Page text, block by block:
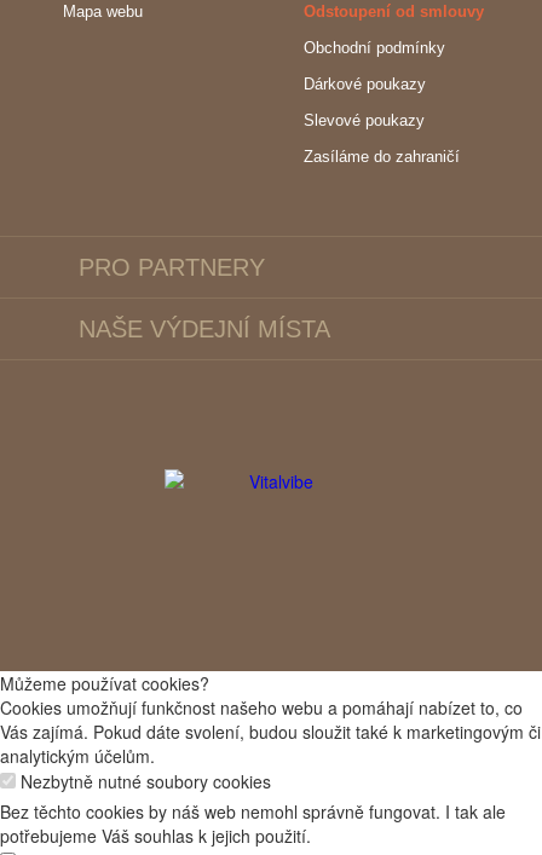
Mapa webu
Odstoupení od smlouvy
Obchodní podmínky
Dárkové poukazy
Slevové poukazy
Zasíláme do zahraničí
PRO PARTNERY
NAŠE VÝDEJNÍ MÍSTA
Můžeme používat cookies?
Cookies umožňují funkčnost našeho webu a pomáhají nabízet to, co
Vás zajímá. Pokud dáte svolení, budou sloužit také k marketingovým či
analytickým účelům.
Nezbytně nutné soubory cookies
Bez těchto cookies by náš web nemohl správně fungovat. I tak ale
potřebujeme Váš souhlas k jejich použití.